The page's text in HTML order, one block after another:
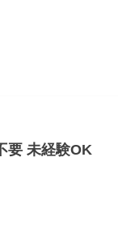
要 未経験OK